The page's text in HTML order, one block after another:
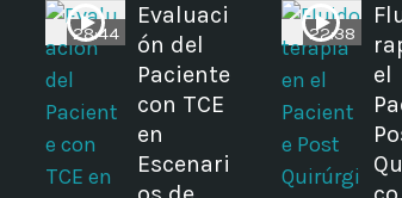
28:44
Evaluaci
ón del
Paciente
con TCE
en
Escenari
22:38
el